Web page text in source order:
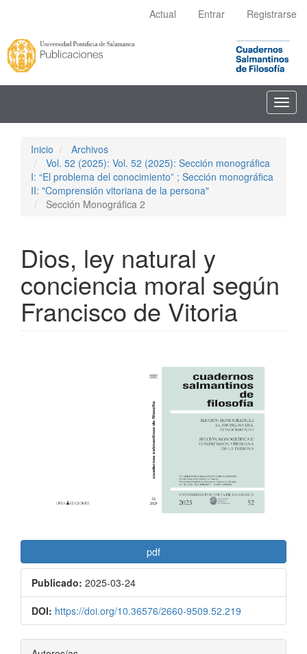
principal
Barra
lateral
Actual Entrar Registrarse
Inicio
Archivos
Vol. 52 (2025): Vol. 52 (2025): Sección monográfica
I: “El problema del conocimiento” ; Sección monográfica
II: "Comprensión vitoriana de la persona"
Sección Monográfica 2
Dios, ley natural y
conciencia moral según
Francisco de Vitoria
pdf
Publicado: 2025-03-24
DOI: https://doi.org/10.36576/2660-9509.52.219